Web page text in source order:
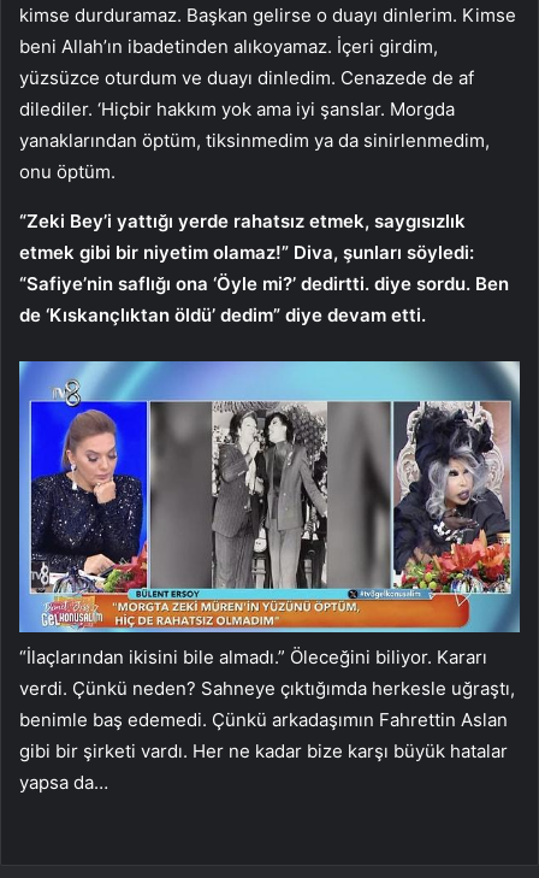
kimse durduramaz. Başkan gelirse o duayı dinlerim. Kimse
beni Allah’ın ibadetinden alıkoyamaz. İçeri girdim,
yüzsüzce oturdum ve duayı dinledim. Cenazede de af
dilediler. ‘Hiçbir hakkım yok ama iyi şanslar. Morgda
yanaklarından öptüm, tiksinmedim ya da sinirlenmedim,
onu öptüm.
“Zeki Bey’i yattığı yerde rahatsız etmek, saygısızlık
etmek gibi bir niyetim olamaz!” Diva, şunları söyledi:
“Safiye’nin saflığı ona ‘Öyle mi?’ dedirtti. diye sordu. Ben
de ‘Kıskançlıktan öldü’ dedim” diye devam etti.
“İlaçlarından ikisini bile almadı.” Öleceğini biliyor. Kararı
verdi. Çünkü neden? Sahneye çıktığımda herkesle uğraştı,
benimle baş edemedi. Çünkü arkadaşımın Fahrettin Aslan
gibi bir şirketi vardı. Her ne kadar bize karşı büyük hatalar
yapsa da…